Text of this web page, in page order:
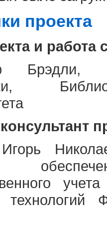
проекта
и работа
Брэдли,
технологий